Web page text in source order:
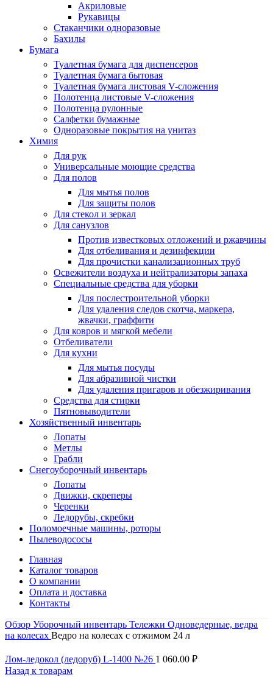
Акриловые
Рукавицы
Стаканчики одноразовые
Бахилы
Бумага
Туалетная бумага для диспенсеров
Туалетная бумага бытовая
Туалетная бумага листовая V-сложения
Полотенца листовые V-сложения
Полотенца рулонные
Салфетки бумажные
Одноразовые покрытия на унитаз
Химия
Для рук
Универсальные моющие средства
Для полов
Для мытья полов
Для защиты полов
Для стекол и зеркал
Для санузлов
Против известковых отложений и ржавчины
Для отбеливания и дезинфекции
Для прочистки канализационных труб
Освежители воздуха и нейтрализаторы запаха
Специальные средства для уборки
Для послестроительной уборки
Для удаления следов скотча, маркера,
жвачки, граффити
Для ковров и мягкой мебели
Отбеливатели
Для кухни
Для мытья посуды
Для абразивной чистки
Для удаления пригаров и обезжиривания
Средства для стирки
Пятновыводители
Хозяйственный инвентарь
Лопаты
Метлы
Грабли
Снегоуборочный инвентарь
Лопаты
Движки, скреперы
Черенки
Ледорубы, скребки
Поломоечные машины, роторы
Пылеводососы
Главная
Каталог товаров
О компании
Оплата и доставка
Контакты
Обзор Уборочный инвентарь Тележки Одноведерные, ведра
на колесах Ведро на колесах с отжимом 24 л
Лом-ледокол (ледоруб) L-1400 №26 1 060.00 ₽
Назад к товарам